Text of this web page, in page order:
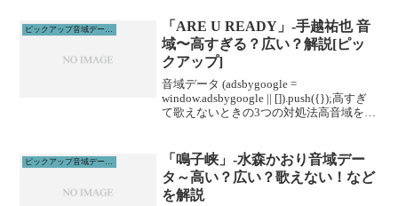
げる高...
「ARE U READY」-手越祐也 音
域〜高すぎる？広い？解説[ピッ
クアップ]
音域データ (adsbygoogle =
window.adsbygoogle || []).push({});高すぎ
て歌えないときの3つの対処法高音域を広
ルに通うこと...
「鳴子峡」-水森かおり音域デー
タ～高い？広い？歌えない！など
を解説